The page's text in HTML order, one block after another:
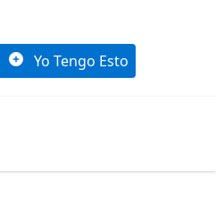
Yo Tengo Esto